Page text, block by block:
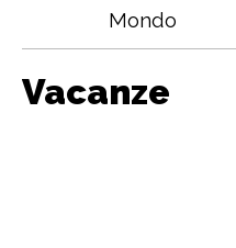
Mondo
Vacanze